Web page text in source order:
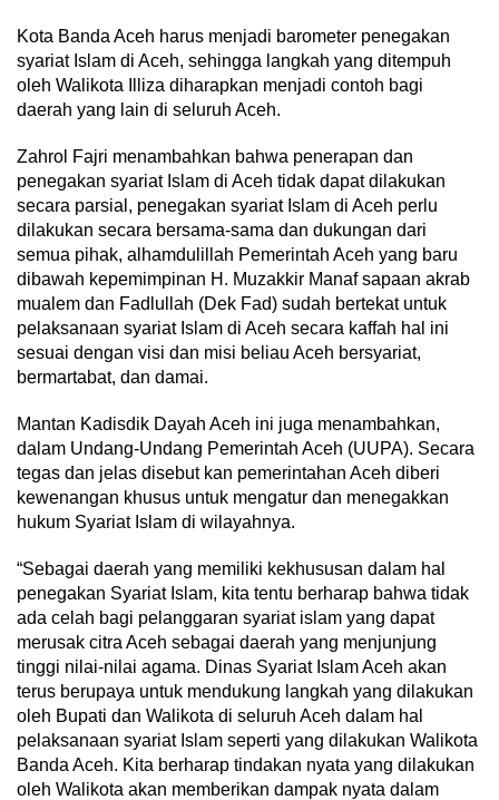
Kota Banda Aceh harus menjadi barometer penegakan
syariat Islam di Aceh, sehingga langkah yang ditempuh
oleh Walikota Illiza diharapkan menjadi contoh bagi
daerah yang lain di seluruh Aceh.
Zahrol Fajri menambahkan bahwa penerapan dan
penegakan syariat Islam di Aceh tidak dapat dilakukan
secara parsial, penegakan syariat Islam di Aceh perlu
dilakukan secara bersama-sama dan dukungan dari
semua pihak, alhamdulillah Pemerintah Aceh yang baru
dibawah kepemimpinan H. Muzakkir Manaf sapaan akrab
mualem dan Fadlullah (Dek Fad) sudah bertekat untuk
pelaksanaan syariat Islam di Aceh secara kaffah hal ini
sesuai dengan visi dan misi beliau Aceh bersyariat,
bermartabat, dan damai.
Mantan Kadisdik Dayah Aceh ini juga menambahkan,
dalam Undang-Undang Pemerintah Aceh (UUPA). Secara
tegas dan jelas disebut kan pemerintahan Aceh diberi
kewenangan khusus untuk mengatur dan menegakkan
hukum Syariat Islam di wilayahnya.
“Sebagai daerah yang memiliki kekhususan dalam hal
penegakan Syariat Islam, kita tentu berharap bahwa tidak
ada celah bagi pelanggaran syariat islam yang dapat
merusak citra Aceh sebagai daerah yang menjunjung
tinggi nilai-nilai agama. Dinas Syariat Islam Aceh akan
terus berupaya untuk mendukung langkah yang dilakukan
oleh Bupati dan Walikota di seluruh Aceh dalam hal
pelaksanaan syariat Islam seperti yang dilakukan Walikota
Banda Aceh. Kita berharap tindakan nyata yang dilakukan
oleh Walikota akan memberikan dampak nyata dalam